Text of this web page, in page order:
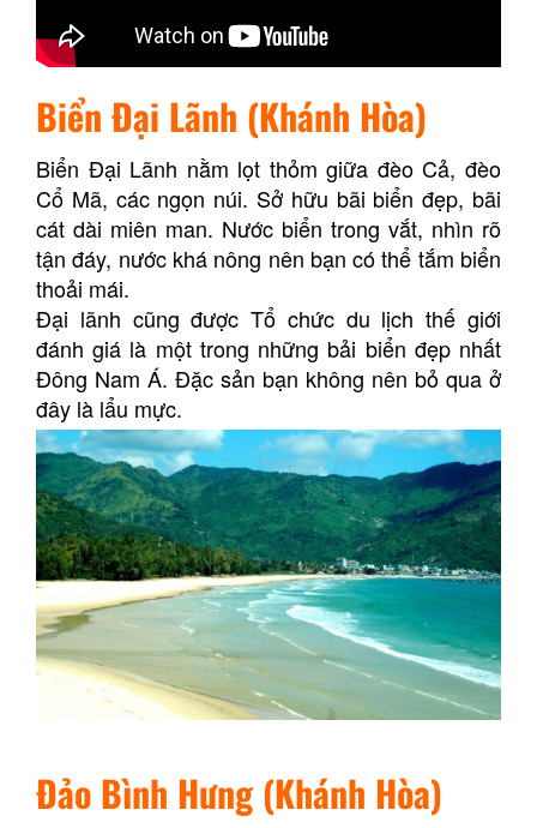
Biển Đại Lãnh (Khánh Hòa)
Biển Đại Lãnh nằm lọt thỏm giữa đèo Cả, đèo
Cổ Mã, các ngọn núi. Sở hữu bãi biển đẹp, bãi
cát dài miên man. Nước biển trong vắt, nhìn rõ
tận đáy, nước khá nông nên bạn có thể tắm biển
thoải mái.
Đại lãnh cũng được Tổ chức du lịch thế giới
đánh giá là một trong những bải biển đẹp nhất
Đông Nam Á. Đặc sản bạn không nên bỏ qua ở
đây là lẩu mực.
Đảo Bình Hưng (Khánh Hòa)